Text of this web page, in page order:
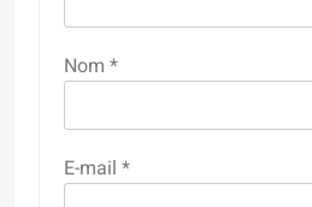
Nom *
E-mail *